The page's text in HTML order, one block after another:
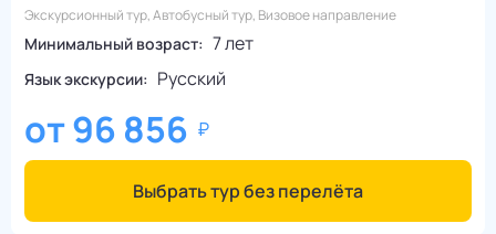
Экскурсионный тур, Автобусный тур, Визовое направление
Минимальный возраст: 7 лет
Язык экскурсии: Русский
от96 856
Выбрать тур без перелёта